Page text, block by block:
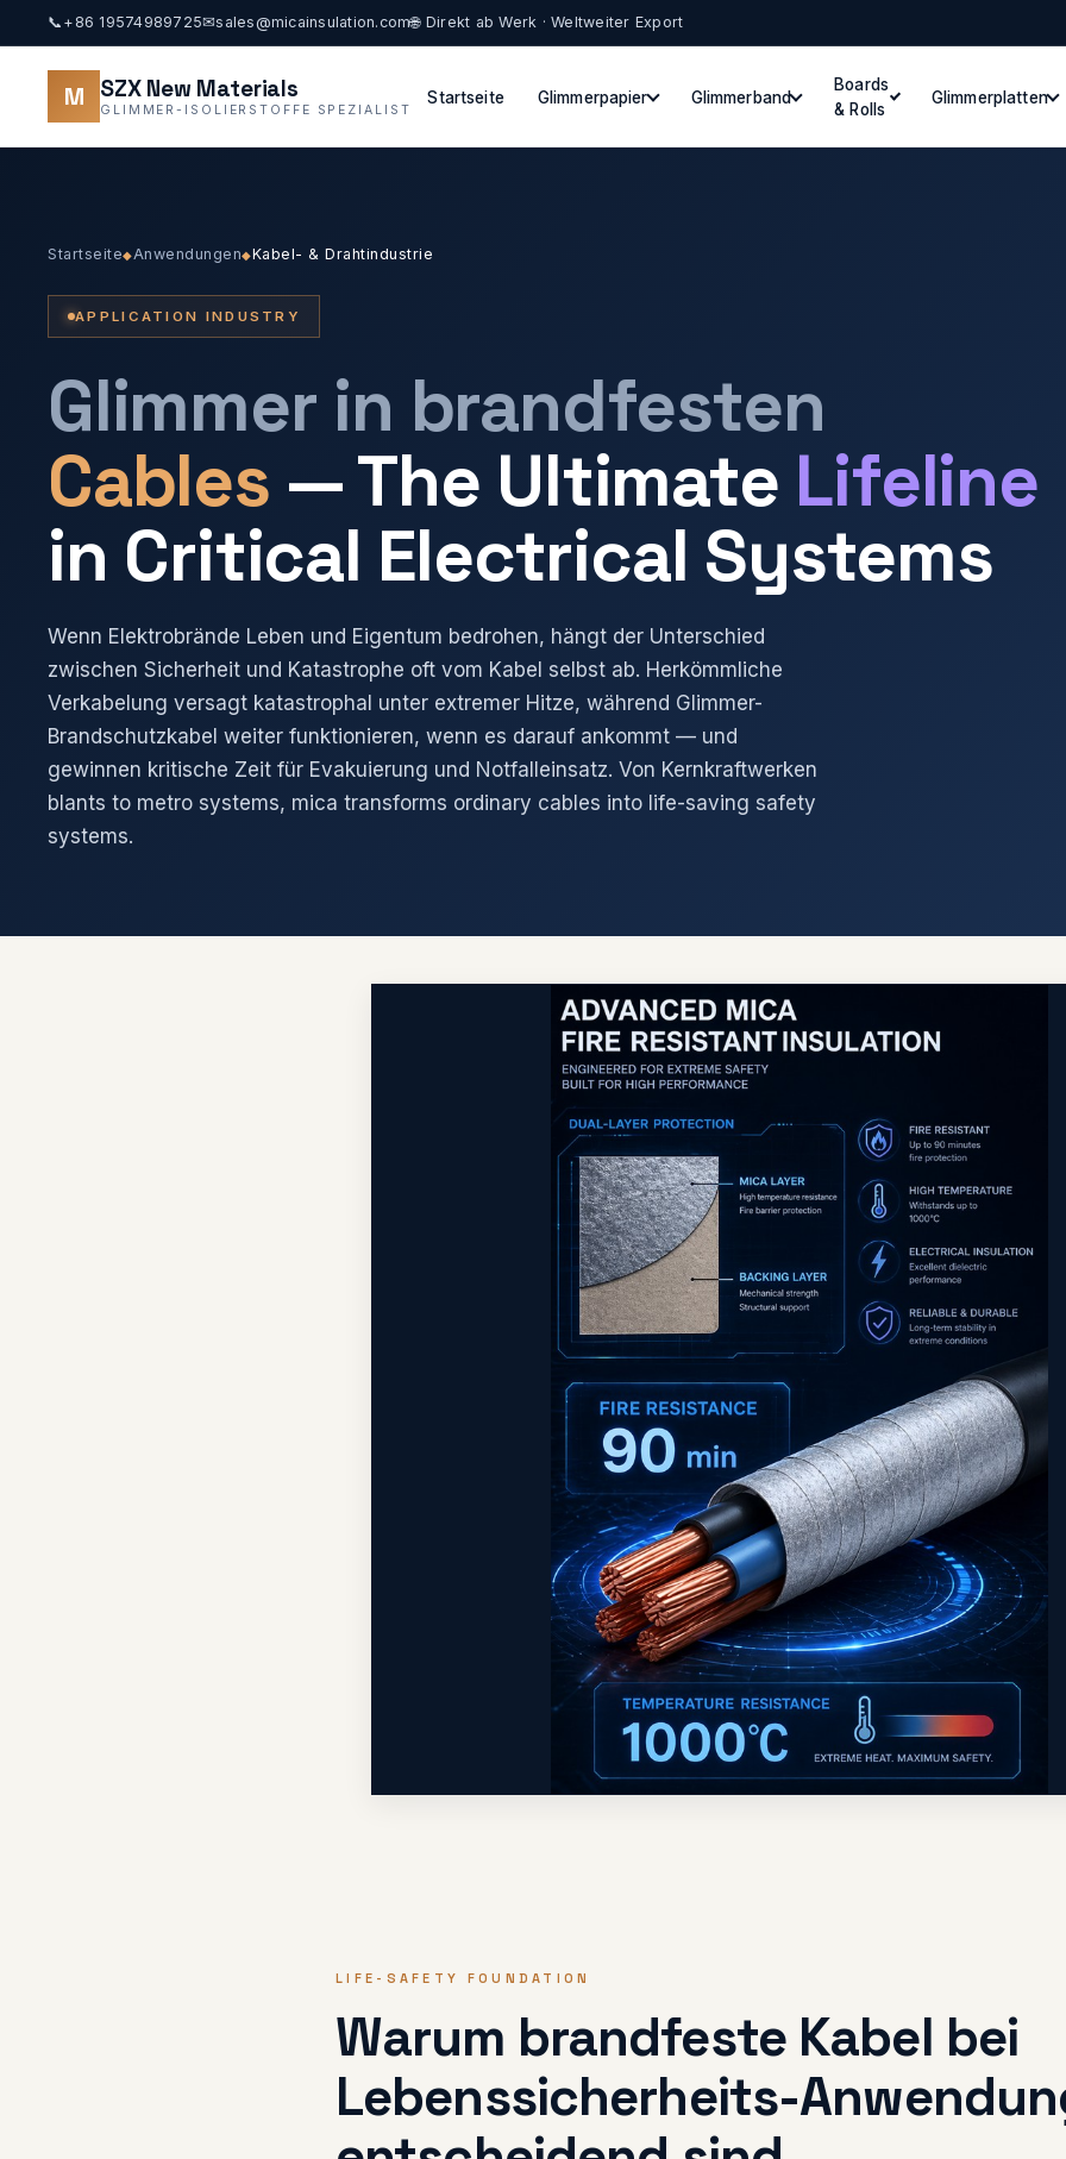
📞 +86 19574989725✉sales@micainsulation.com🌐 Direkt ab Werk · Weltweiter Export
M SZX New Materials
GLIMMER-ISOLIERSTOFFE SPEZIALIST
Startseite Glimmerpapier Glimmerband
Boards
& Rolls
Glimmerplatten
Startseite◆Anwendungen◆Kabel- & Drahtindustrie
APPLICATION INDUSTRY
Glimmer in brandfesten
Cables — The Ultimate Lifeline
in Critical Electrical Systems
Wenn Elektrobrände Leben und Eigentum bedrohen, hängt der Unterschied
zwischen Sicherheit und Katastrophe oft vom Kabel selbst ab. Herkömmliche
Verkabelung versagt katastrophal unter extremer Hitze, während Glimmer-
Brandschutzkabel weiter funktionieren, wenn es darauf ankommt — und
gewinnen kritische Zeit für Evakuierung und Notfalleinsatz. Von Kernkraftwerken
blants to metro systems, mica transforms ordinary cables into life-saving safety
systems.
LIFE-SAFETY FOUNDATION
Warum brandfeste Kabel bei
Lebenssicherheits-